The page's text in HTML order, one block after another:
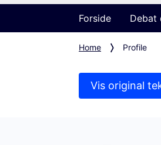
Forside Debat
Home Profile
Vis original